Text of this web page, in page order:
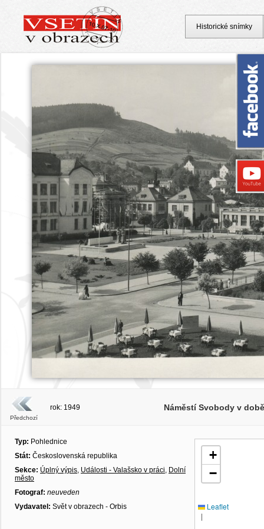
Předchozí
rok: 1949 Náměstí Svobody v
Typ: Pohlednice
Stát: Československá republika
Sekce: Úplný výpis, Události - Valašsko v práci, Dolní
město
Fotograf: neuveden
Vydavatel: Svět v obrazech - Orbis
+
−
Leaflet
|
Historické snímky